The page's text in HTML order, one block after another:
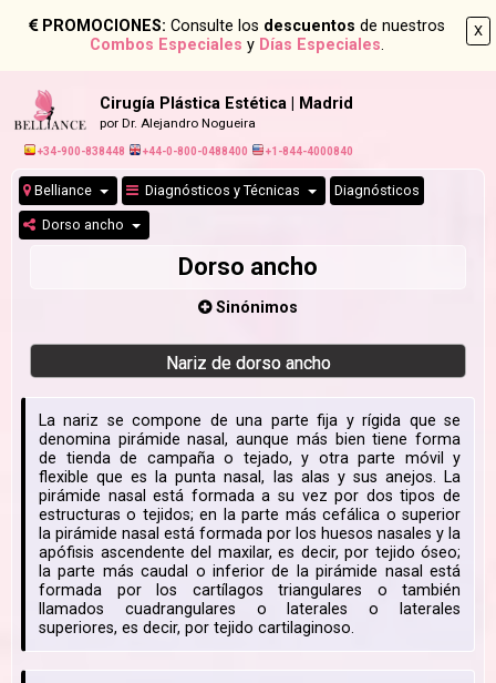
X
PROMOCIONES: Consulte los descuentos de nuestros
Combos Especiales y Días Especiales.
Cirugía Plástica Estética | Madrid
por Dr. Alejandro Nogueira
+34-900-838448 +44-0-800-0488400 +1-844-4000840
Belliance Diagnósticos y Técnicas Diagnósticos
Dorso ancho
Dorso ancho
Sinónimos
Nariz de dorso ancho
La nariz se compone de una parte fija y rígida que se
denomina pirámide nasal, aunque más bien tiene forma
de tienda de campaña o tejado, y otra parte móvil y
flexible que es la punta nasal, las alas y sus anejos. La
pirámide nasal está formada a su vez por dos tipos de
estructuras o tejidos; en la parte más cefálica o superior
la pirámide nasal está formada por los huesos nasales y la
apófisis ascendente del maxilar, es decir, por tejido óseo;
la parte más caudal o inferior de la pirámide nasal está
formada por los cartílagos triangulares o también
llamados cuadrangulares o laterales o laterales
superiores, es decir, por tejido cartilaginoso.